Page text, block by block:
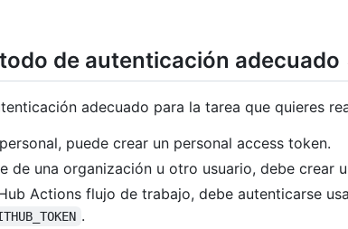
de autenticación adecuado
adecuado para la tarea que quieres
puede crear un personal access token.
de una organización u otro usuario, debe crear
Actions flujo de trabajo, debe autenticarse
.